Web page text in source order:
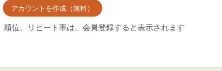
アカウントを作成（無料）
位、リピート率は、会員登録すると表示されます